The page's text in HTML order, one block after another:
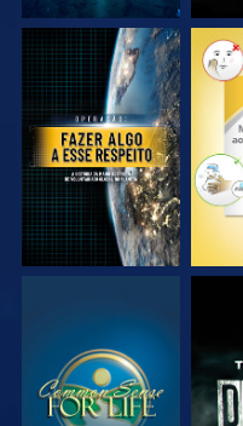
VEJA
VEJA